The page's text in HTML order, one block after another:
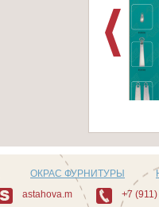
ОКРАС ФУРНИТУРЫ
astahova.m +7